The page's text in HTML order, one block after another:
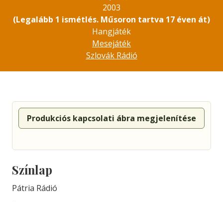
2003
(Legalább 1 ismétlés. Műsoron tartva 17 éven át)
Hangjáték
Mesejáték
Szlovák Rádió
Produkciós kapcsolati ábra megjelenítése
Színlap
Pátria Rádió